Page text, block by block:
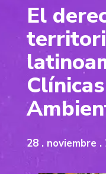
El
28 . noviembre .